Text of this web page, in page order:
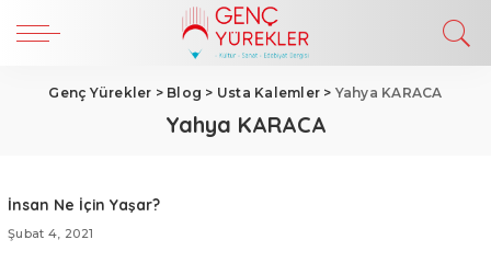
Genç Yürekler > Blog > Usta Kalemler > Yahya KARACA
Yahya KARACA
İnsan Ne İçin Yaşar?
Şubat 4, 2021